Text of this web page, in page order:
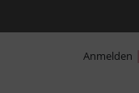
Anmelden |